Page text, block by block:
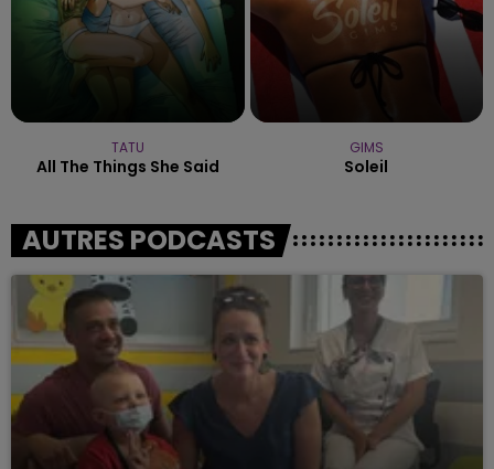
TATU
All The Things She Said
GIMS
Soleil
AUTRES PODCASTS